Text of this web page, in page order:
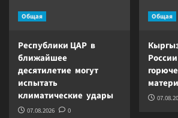
Общая
Республики ЦАР в
ближайшее
десятилетие могут
испытать
климатические удары
07.08.2026 0
Общая